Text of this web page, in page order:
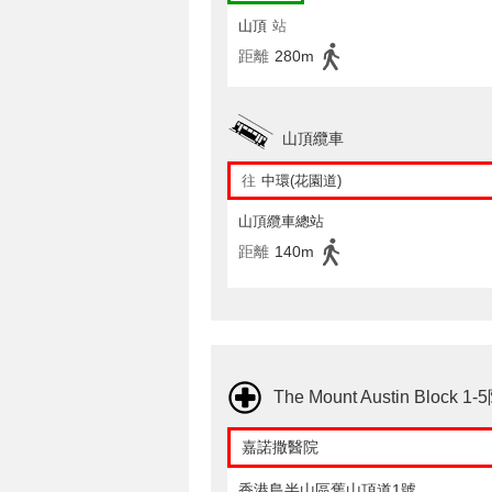
山頂 站
距離 280m
山頂纜車
往 中環(花園道)
山頂纜車總站
距離 140m
The Mount Austin Block 1-
嘉諾撒醫院